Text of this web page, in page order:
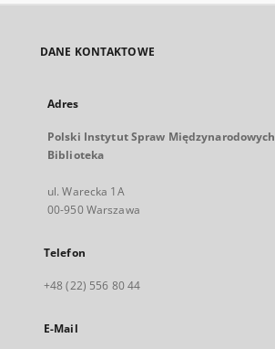
DANE KONTAKTOWE
Adres
Polski Instytut Spraw Międzynarodowych
Biblioteka
ul. Warecka 1A
00-950 Warszawa
Telefon
+48 (22) 556 80 44
E-Mail